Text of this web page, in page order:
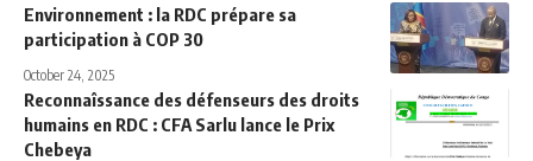
Environnement : la RDC prépare sa
participation à COP 30
October 24, 2025
Reconnaîssance des défenseurs des droits
humains en RDC : CFA Sarlu lance le Prix
Chebeya